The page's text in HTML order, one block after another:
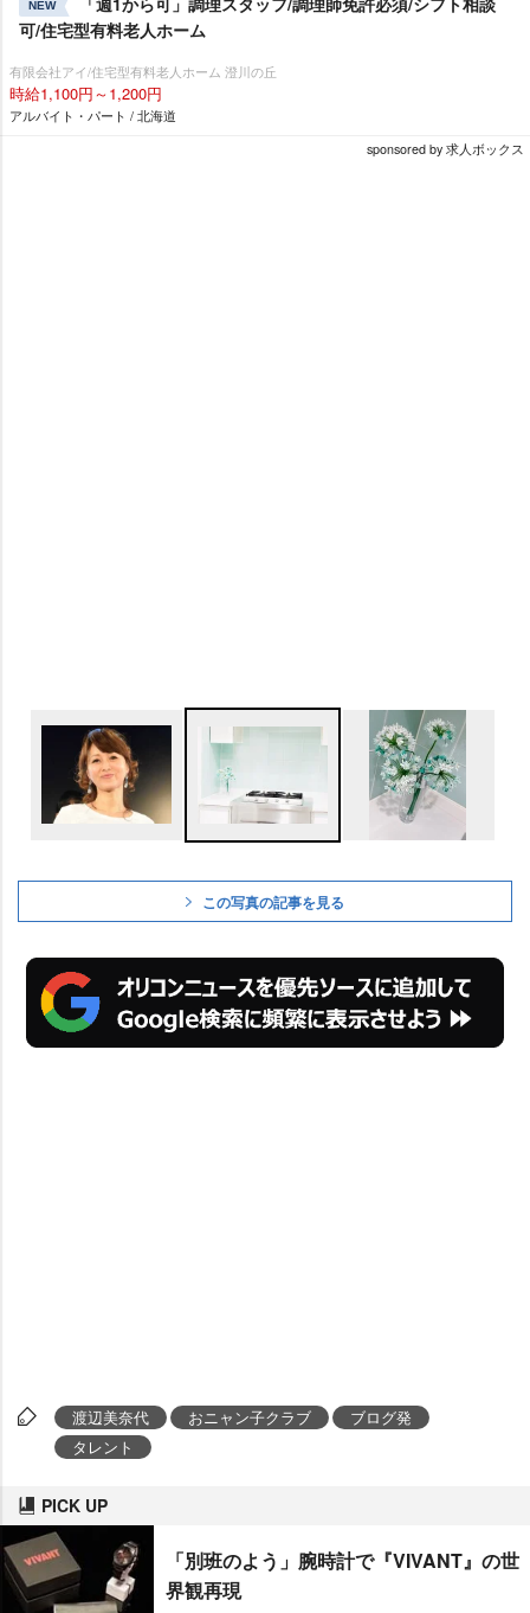
NEW
可/住宅型有料老人ホーム
有限会社アイ/住宅型有料老人ホーム 澄川の丘
時給1,100円～1,200円
アルバイト・パート / 北海道
sponsored by 求人ボックス
この写真の記事を見る
渡辺美奈代 おニャン子クラブ
ブログ発
タレント
PICK UP
「別班のよう」腕時計で『VIVANT』の世
界観再現